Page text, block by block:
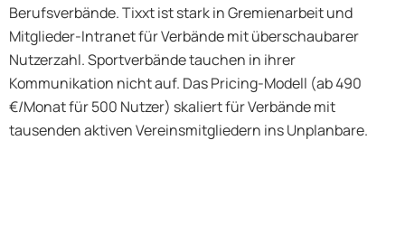
Berufsverbände. Tixxt ist stark in Gremienarbeit und
Mitglieder-Intranet für Verbände mit überschaubarer
Nutzerzahl. Sportverbände tauchen in ihrer
Kommunikation nicht auf. Das Pricing-Modell (ab 490
€/Monat für 500 Nutzer) skaliert für Verbände mit
tausenden aktiven Vereinsmitgliedern ins Unplanbare.